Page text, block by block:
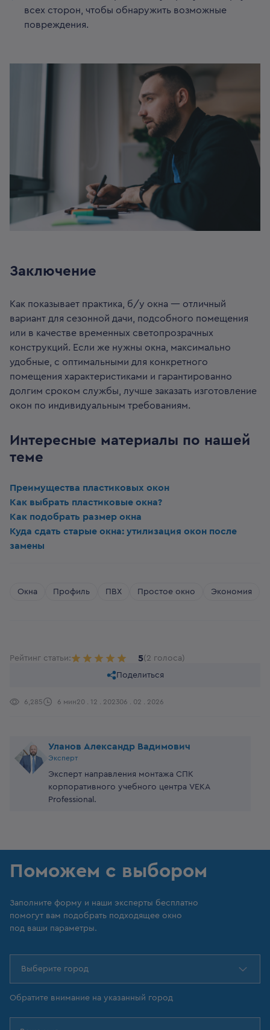
всех сторон, чтобы обнаружить возможные
повреждения.
Заключение
Как показывает практика, б/у окна — отличный
вариант для сезонной дачи, подсобного помещения
или в качестве временных светопрозрачных
конструкций. Если же нужны окна, максимально
удобные, с оптимальными для конкретного
помещения характеристиками и гарантированно
долгим сроком службы, лучше заказать изготовление
окон по индивидуальным требованиям.
Интересные материалы по нашей
теме
Преимущества пластиковых окон
Как выбрать пластиковые окна?
Как подобрать размер окна
Куда сдать старые окна: утилизация окон после
замены
Окна Профиль ПВХ Простое окно Экономия
Рейтинг статьи: 5(2 голоса)
Поделиться
6,285 6 мин20 . 12 . 202306 . 02 . 2026
Уланов Александр Вадимович
Эксперт
Эксперт направления монтажа СПК
корпоративного учебного центра VEKA
Professional.
Поможем с выбором
Заполните форму и наши эксперты бесплатно
помогут вам подобрать подходящее окно
под ваши параметры.
Выберите город
Обратите внимание на указанный город